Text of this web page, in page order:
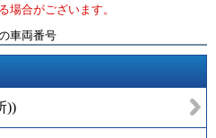
場合がございます。
車両番号
))